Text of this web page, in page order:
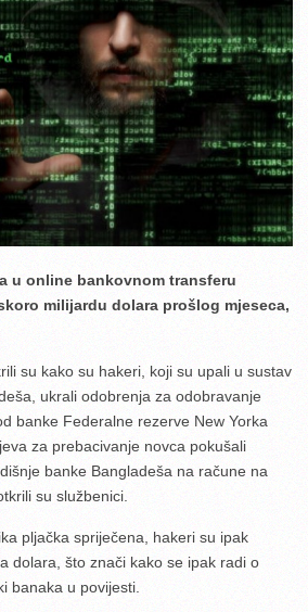
u online bankovnom transferu
milijardu dolara prošlog mjeseca,
su kako su hakeri, koji su upali u sustav
ukrali odobrenja za odobravanje
banke Federalne rezerve New Yorka
za prebacivanje novca pokušali
banke Bangladeša na račune na
su službenici.
pljačka spriječena, hakeri su ipak
dolara, što znači kako se ipak radi o
banaka u povijesti.